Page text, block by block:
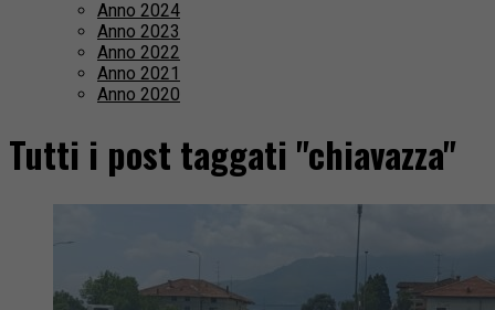
Anno 2024
Anno 2023
Anno 2022
Anno 2021
Anno 2020
Tutti i post taggati "chiavazza"